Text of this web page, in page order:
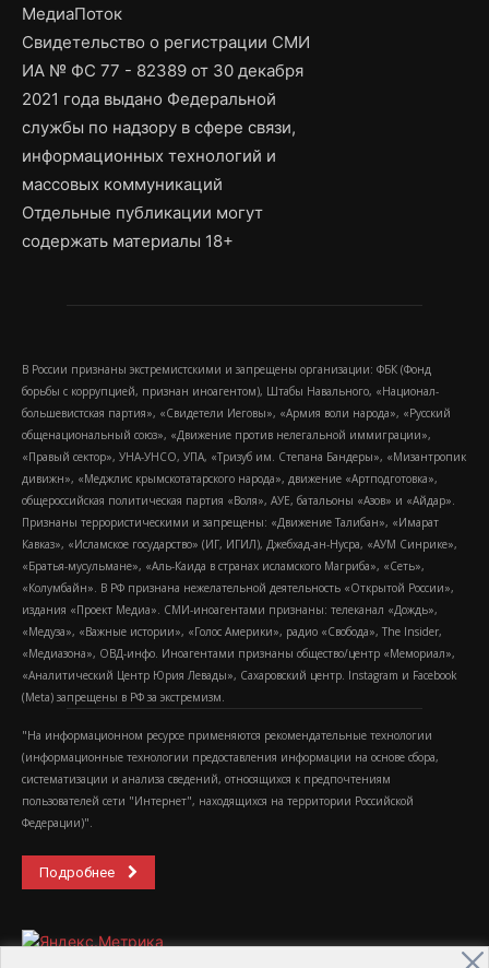
МедиаПоток
Свидетельство о регистрации СМИ
ИА № ФС 77 - 82389 от 30 декабря
2021 года выдано Федеральной
службы по надзору в сфере связи,
информационных технологий и
массовых коммуникаций
Отдельные публикации могут
содержать материалы 18+
В России признаны экстремистскими и запрещены организации: ФБК (Фонд
борьбы с коррупцией, признан иноагентом), Штабы Навального, «Национал-
большевистская партия», «Свидетели Иеговы», «Армия воли народа», «Русский
общенациональный союз», «Движение против нелегальной иммиграции»,
«Правый сектор», УНА-УНСО, УПА, «Тризуб им. Степана Бандеры», «Мизантропик
дивижн», «Меджлис крымскотатарского народа», движение «Артподготовка»,
общероссийская политическая партия «Воля», АУЕ, батальоны «Азов» и «Айдар».
Признаны террористическими и запрещены: «Движение Талибан», «Имарат
Кавказ», «Исламское государство» (ИГ, ИГИЛ), Джебхад-ан-Нусра, «АУМ Синрике»,
«Братья-мусульмане», «Аль-Каида в странах исламского Магриба», «Сеть»,
«Колумбайн». В РФ признана нежелательной деятельность «Открытой России»,
издания «Проект Медиа». СМИ-иноагентами признаны: телеканал «Дождь»,
«Медуза», «Важные истории», «Голос Америки», радио «Свобода», The Insider,
«Медиазона», ОВД-инфо. Иноагентами признаны общество/центр «Мемориал»,
«Аналитический Центр Юрия Левады», Сахаровский центр. Instagram и Facebook
(Metа) запрещены в РФ за экстремизм.
"На информационном ресурсе применяются рекомендательные технологии
(информационные технологии предоставления информации на основе сбора,
систематизации и анализа сведений, относящихся к предпочтениям
пользователей сети "Интернет", находящихся на территории Российской
Федерации)".
Подробнее